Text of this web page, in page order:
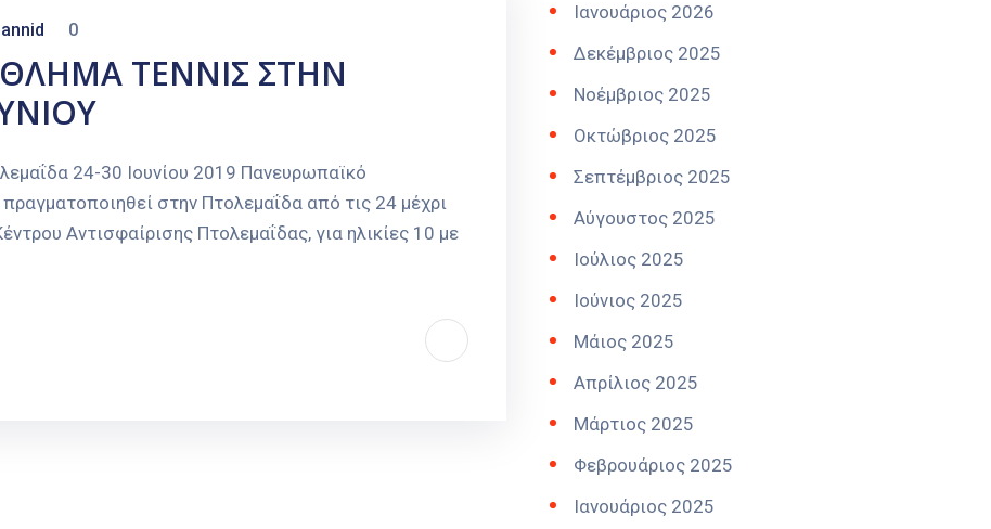
0
ΤΕΝΝΙΣ ΣΤΗΝ
24-30 Ιουνίου 2019 Πανευρωπαϊκό
στην Πτολεμαΐδα από τις 24 μέχρι
Αντισφαίρισης Πτολεμαΐδας, για ηλικίες 10 με
Ιανουάριος 2026
Δεκέμβριος 2025
Νοέμβριος 2025
Οκτώβριος 2025
Σεπτέμβριος 2025
Αύγουστος 2025
Ιούλιος 2025
Ιούνιος 2025
Μάιος 2025
Απρίλιος 2025
Μάρτιος 2025
Φεβρουάριος 2025
Ιανουάριος 2025